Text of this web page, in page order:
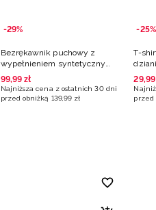
-29%
Bezrękawnik puchowy z
wypełnieniem syntetycznym
damski - czarny
99,99 zł
Najniższa cena z ostatnich 30 dni
przed obniżką 139,99 zł
-25%
T-
29,99
przed